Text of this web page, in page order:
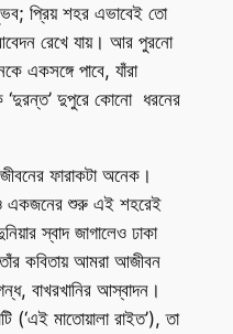
প্রিয় শহর এভাবেই তো
রেখে যায়। আর পুরনো
একসঙ্গে পাবে, যাঁরা
‘দুরন্ত’ দুপুরে কোনো ধরনের
ফারাকটা অনেক।
একজনের শুরু এই শহরেই
স্বাদ জাগালেও ঢাকা
কবিতায় আমরা আজীবন
বাখরখানির আস্বাদন।
(‘এই মাতোয়ালা রাইত’), তা